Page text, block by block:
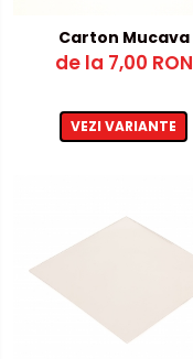
PET-G
Transparent
Carton Mucava
de la 7,00 RON
VEZI VARIANTE